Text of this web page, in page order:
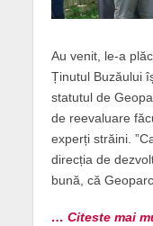
Au venit, le-a
Ținutul Buzăului
statutul de
de reevaluare
experți străini.
direcția de
bună, că
… Citeste mai